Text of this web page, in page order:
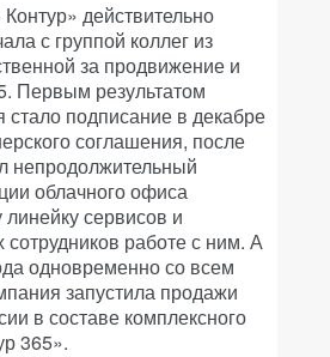
действительно
с группой коллег из
за продвижение и
Первым результатом
стало подписание в декабре
соглашения, после
непродолжительный
облачного офиса
сервисов и
работе с ним. А
одновременно со всем
запустила продажи
в составе комплексного
365».